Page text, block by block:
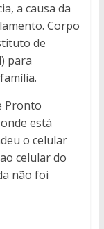
a causa da
Corpo
de
para
Pronto
está
o celular
celular do
não foi